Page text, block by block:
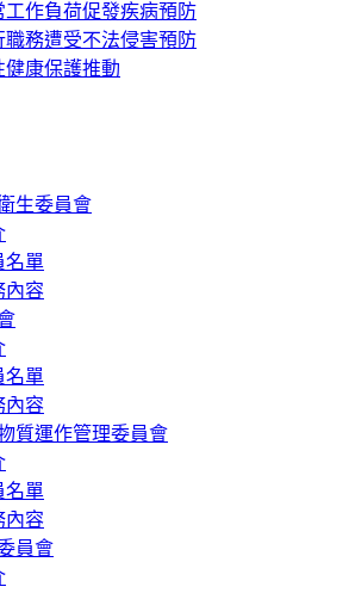
工作負荷促發疾病預防
職務遭受不法侵害預防
健康保護推動
生委員會
名單
內容
名單
內容
質運作管理委員會
名單
內容
員會